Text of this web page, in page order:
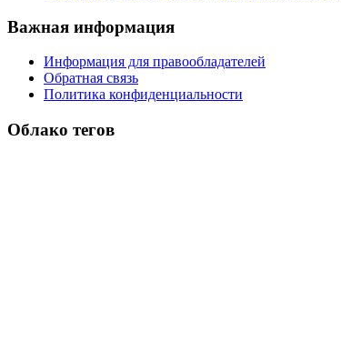
Важная информация
Информация для правообладателей
Обратная связь
Политика конфиденциальности
Облако тегов